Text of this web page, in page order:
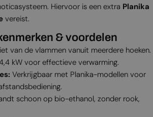
Hiervoor is een extra Planika
vereist.
& voordelen
van de vlammen vanuit meerdere hoeken.
kW voor effectieve verwarming.
Verkrijgbaar met Planika-modellen voor
schoon op bio-ethanol, zonder rook,